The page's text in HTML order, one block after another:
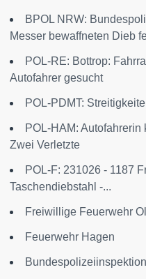
BPOL NRW:
Messer bewaffneten Dieb
POL-RE: Bottrop:
Autofahrer gesucht
POL-PDMT:
POL-HAM:
Zwei Verletzte
POL-F: 231026 - 1187
Taschendiebstahl -...
Freiwillige Feuerwehr
Feuerwehr Hagen